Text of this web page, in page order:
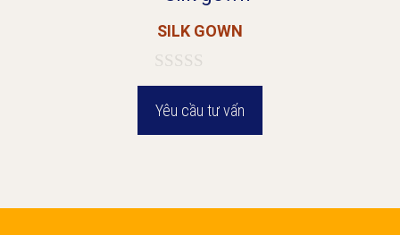
SILK GOWN
0
n
g
o
Yêu cầu tư vấn